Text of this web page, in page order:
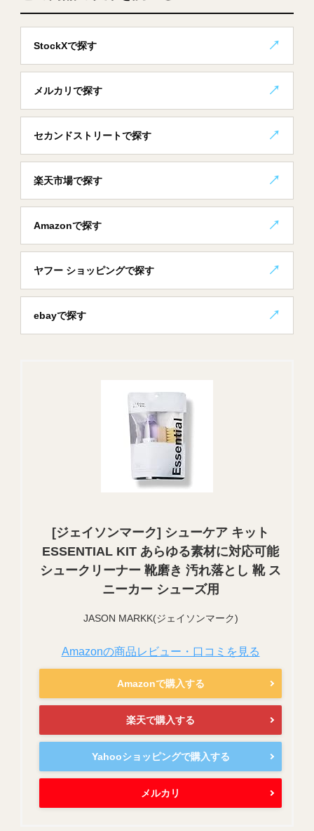
StockXで探す
メルカリで探す
セカンドストリートで探す
楽天市場で探す
Amazonで探す
ヤフー ショッピングで探す
ebayで探す
[ジェイソンマーク] シューケア キット
ESSENTIAL KIT あらゆる素材に対応可能
シュークリーナー 靴磨き 汚れ落とし 靴 ス
ニーカー シューズ用
JASON MARKK(ジェイソンマーク)
Amazonの商品レビュー・口コミを見る
Amazonで購入する
楽天で購入する
Yahooショッピングで購入する
メルカリ